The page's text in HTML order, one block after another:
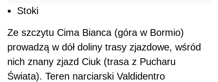
Stoki
Ze szczytu Cima Bianca (góra w Bormio)
prowadzą w dół doliny trasy zjazdowe, wśród
nich znany zjazd Ciuk (trasa z Pucharu
Świata). Teren narciarski Valdidentro